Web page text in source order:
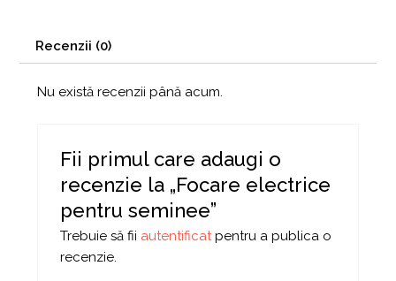
Recenzii (0)
Nu există recenzii până acum.
Fii primul care adaugi o
recenzie la „Focare electrice
pentru seminee”
Trebuie să fii autentificatpentru a publica o
recenzie.